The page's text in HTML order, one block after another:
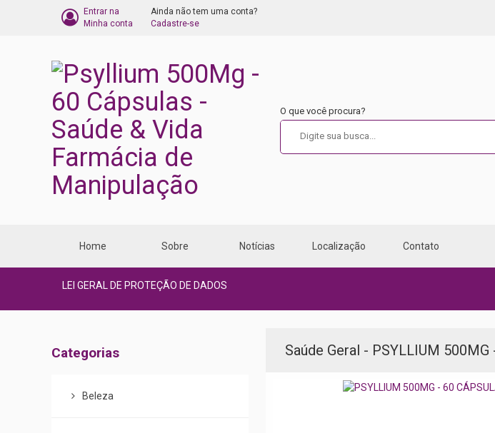
Entrar na
Minha conta
Ainda não tem uma conta?
Cadastre-se
O que você procura?
Home Sobre Notícias Localização Contato
LEI GERAL DE PROTEÇÃO DE DADOS
Categorias
Menu
Categorias
Beleza
Saúde Geral - PSYLLIUM 500MG